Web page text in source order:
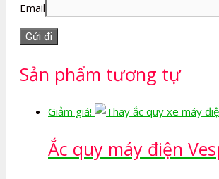
Email
Sản phẩm tương tự
Giảm giá!
Ắc quy máy điện